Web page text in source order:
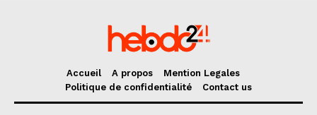
Accueil A propos
Mention Legales
Politique de confidentialité
Contact us